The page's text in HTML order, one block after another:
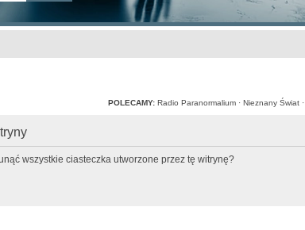
POLECAMY: Radio Paranormalium· Nieznany Świat·
wszystkie ciasteczka utworzone przez tę witrynę?